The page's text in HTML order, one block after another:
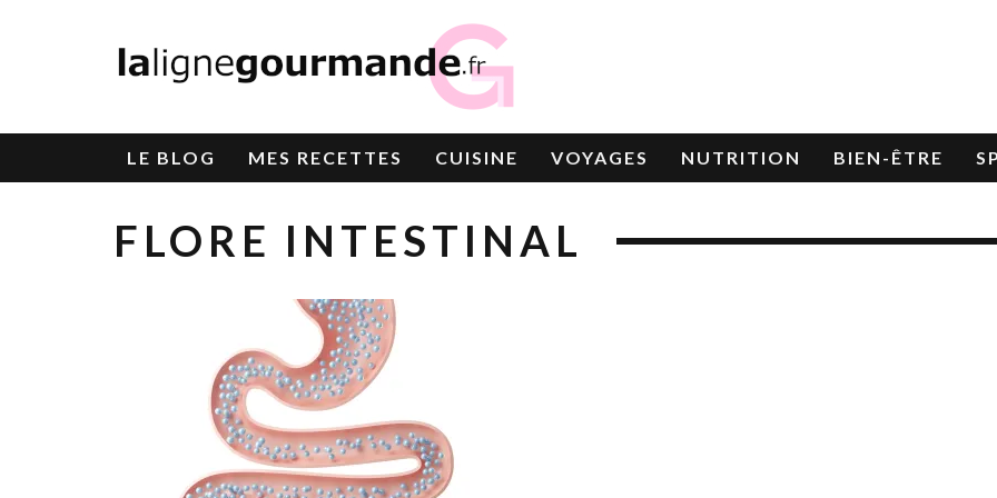
LE BLOG MES RECETTES CUISINE VOYAGES NUTRITION BIEN-ÊTRE
FLORE INTESTINAL